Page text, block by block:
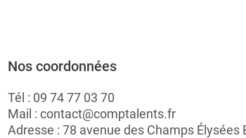
Nos coordonnées
Tél : 09 74 77 03 70
Mail : contact@comptalents.fr
Adresse : 78 avenue des Champs Élysées